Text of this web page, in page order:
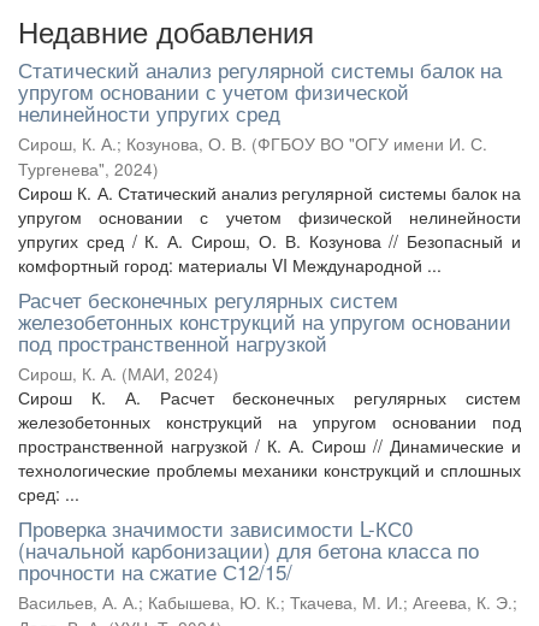
Недавние добавления
Статический анализ регулярной системы балок на
упругом основании с учетом физической
нелинейности упругих сред
Сирош, К. А.; Козунова, О. В. (ФГБОУ ВО "ОГУ имени И. С.
Тургенева", 2024)
Сирош К. А. Статический анализ регулярной системы балок на
упругом основании с учетом физической нелинейности
упругих сред / К. А. Сирош, О. В. Козунова // Безопасный и
комфортный город: материалы VI Международной ...
Расчет бесконечных регулярных систем
железобетонных конструкций на упругом основании
под пространственной нагрузкой
Сирош, К. А. (МАИ, 2024)
Сирош К. А. Расчет бесконечных регулярных систем
железобетонных конструкций на упругом основании под
пространственной нагрузкой / К. А. Сирош // Динамические и
технологические проблемы механики конструкций и сплошных
сред: ...
Проверка значимости зависимости L-КС0
(начальной карбонизации) для бетона класса по
прочности на сжатие С12/15/
Васильев, А. А.; Кабышева, Ю. К.; Ткачева, М. И.; Агеева, К. Э.;